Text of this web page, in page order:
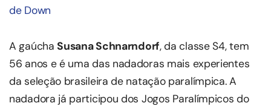
de Down
A gaúchaSusana Schnarndorf, da classe S4, tem
56 anos e é uma das nadadoras mais experientes
da seleção brasileira de natação paralímpica. A
nadadora já participou dos Jogos Paralímpicos do